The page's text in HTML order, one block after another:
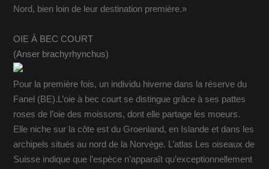
Nord, bien loin de leur destination première.»
OIE À BEC COURT
(Anser brachyrhynchus)
Pour la première fois, un individu hiverne dans la réserve du
Fanel (BE).L’oie à bec court se distingue grâce à ses pattes
roses de l’oie des moissons, dont elle partage les moeurs.
Elle niche sur la côte est du Groenland, en Islande et dans les
archipels situés au nord de la Norvège. L’atlas Les oiseaux de
Suisse indique que l’espèce n’apparaît qu’exceptionnellement